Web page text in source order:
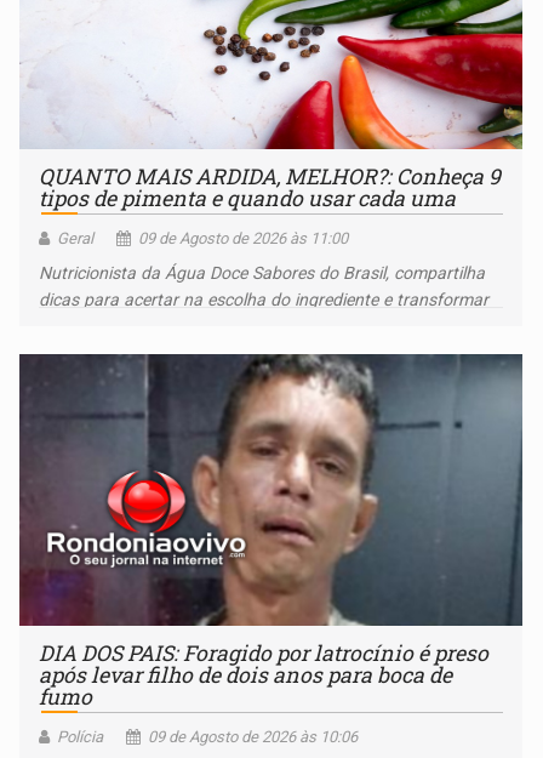
QUANTO MAIS ARDIDA, MELHOR?: Conheça 9
tipos de pimenta e quando usar cada uma
Geral 09 de Agosto de 2026 às 11:00
Nutricionista da Água Doce Sabores do Brasil, compartilha
dicas para acertar na escolha do ingrediente e transformar
DIA DOS PAIS: Foragido por latrocínio é preso
após levar filho de dois anos para boca de
fumo
Polícia 09 de Agosto de 2026 às 10:06